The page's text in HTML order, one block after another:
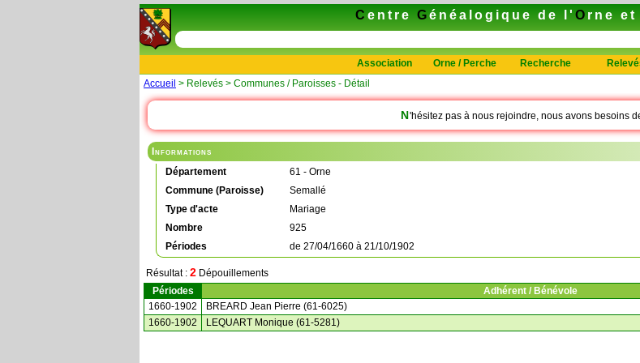
C entre Généalogique de l' O rne et
Association Orne / Perche Recherche
Accueil > Relevés > Communes / Paroisses - Détail
N'hésitez pas à nous rejoindre, nous avons besoins
Informations
Département
61 - Orne
Commune (Paroisse)
Semallé
Type d'acte
Mariage
Nombre
925
Périodes
de 27/04/1660 à 21/10/1902
Résultat : 2 Dépouillements
Périodes
Adhérent / Bénévole
1660-1902
BREARD Jean Pierre (61-6025)
1660-1902
LEQUART Monique (61-5281)